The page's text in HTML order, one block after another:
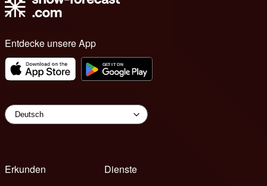
Entdecke unsere App
Erkunden
Dienste